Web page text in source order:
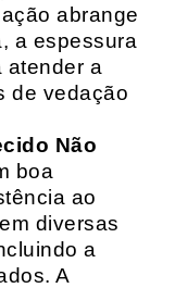
abrange
a espessura
atender a
de vedação
Não
boa
ao
diversas
a
A